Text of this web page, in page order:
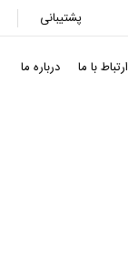
پشتیبانی
ارتباط با ما درباره ما